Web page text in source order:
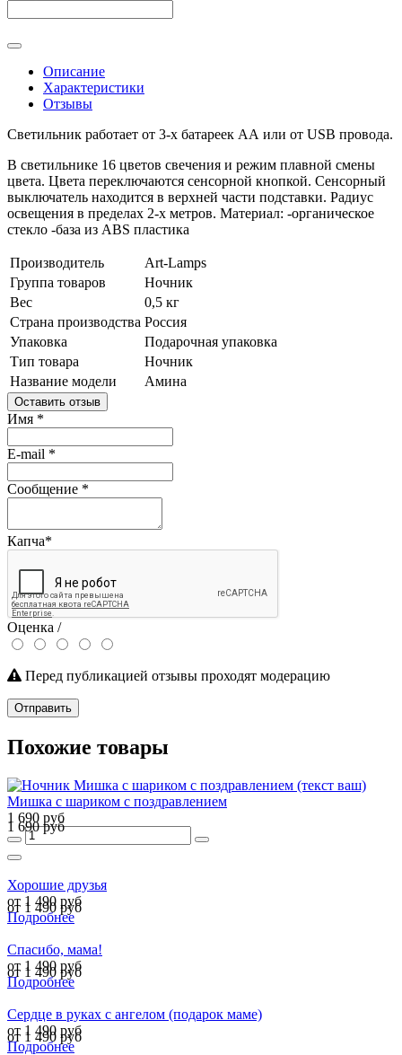
Описание
Характеристики
Отзывы
Светильник работает от 3-х батареек АА или от USB провода.
В светильнике 16 цветов свечения и режим плавной смены
цвета. Цвета переключаются сенсорной кнопкой. Сенсорный
выключатель находится в верхней части подставки. Радиус
освещения в пределах 2-х метров. Материал: -органическое
стекло -база из ABS пластика
Производитель
Art-Lamps
Группа товаров
Ночник
Вес
0,5 кг
Страна производства Россия
Упаковка
Подарочная упаковка
Тип товара
Ночник
Название модели
Амина
Оставить отзыв
Имя *
E-mail *
Сообщение *
Капча*
Оценка /
Перед публикацией отзывы проходят модерацию
Отправить
Похожие товары
Мишка с шариком с поздравлением
1 690 руб
1 690 руб
Хорошие друзья
от 1 490 руб
от 1 490 руб
Подробнее
Спасибо, мама!
от 1 490 руб
от 1 490 руб
Подробнее
Сердце в руках с ангелом (подарок маме)
от 1 490 руб
от 1 490 руб
Подробнее